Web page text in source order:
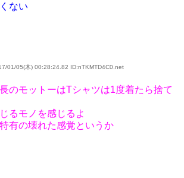
ない
01/05(木) 00:28:24.82 ID:nTKMTD4C0.net
のモットーはTシャツは1度着たら捨て
るモノを感じるよ
有の壊れた感覚というか